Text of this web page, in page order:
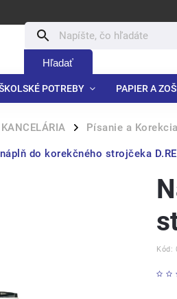
Hľadať
POTREBY PAPIER A
KANCELÁRIA / Písanie a Korekcia
do korekčného strojčeka
Kód: